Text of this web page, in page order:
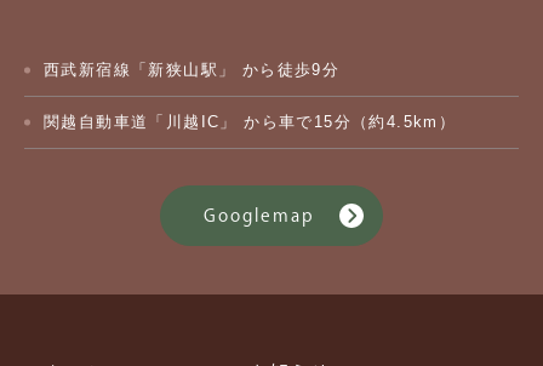
西武新宿線「新狭山駅」 から徒歩9分
関越自動車道「川越IC」 から車で15分（約4.5km）
Googlemap